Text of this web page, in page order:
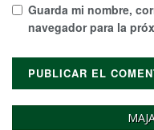
Guarda mi nombre,
navegador para la